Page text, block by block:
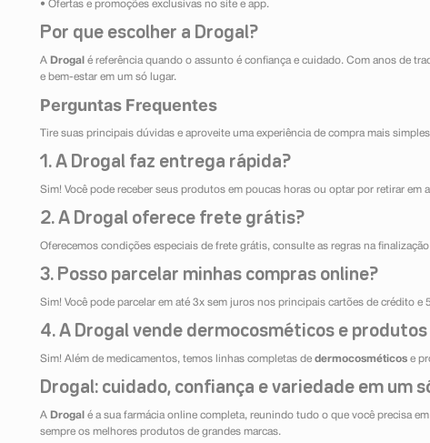
• Ofertas e promoções exclusivas no site e app.
Por que escolher a Drogal?
A Drogal é referência quando o assunto é confiança e cuidado. Com anos de
e bem-estar em um só lugar.
Perguntas Frequentes
Tire suas principais dúvidas e aproveite uma experiência de compra mais
1. A Drogal faz entrega rápida?
Sim! Você pode receber seus produtos em poucas horas ou optar por retirar em
2. A Drogal oferece frete grátis?
Oferecemos condições especiais de frete grátis, consulte as regras na
3. Posso parcelar minhas compras online?
Sim! Você pode parcelar em até 3x sem juros nos principais cartões de crédito e
4. A Drogal vende dermocosméticos e produtos
Sim! Além de medicamentos, temos linhas completas de dermocosméticos e
Drogal: cuidado, confiança e variedade em um
A Drogal é a sua farmácia online completa, reunindo tudo o que você precisa
sempre os melhores produtos de grandes marcas.